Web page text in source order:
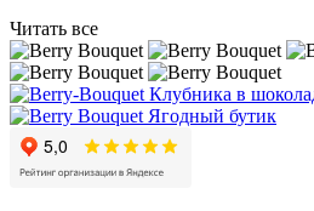
Читать все
Ягодный бутик